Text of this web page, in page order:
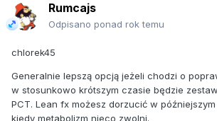
Rumcajs
Odpisano ponad rok temu
chlorek45
Generalnie lepszą opcją jeżeli chodzi o
w stosunkowo krótszym czasie będzie
PCT. Lean fx możesz dorzucić w
kiedy metabolizm nieco zwolni.